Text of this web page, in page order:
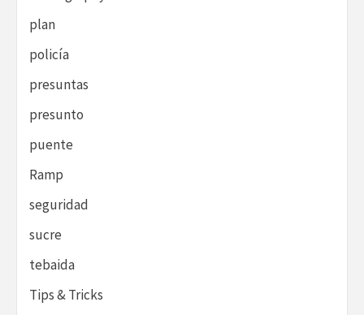
plan
policía
presuntas
presunto
puente
Ramp
seguridad
sucre
tebaida
Tips & Tricks